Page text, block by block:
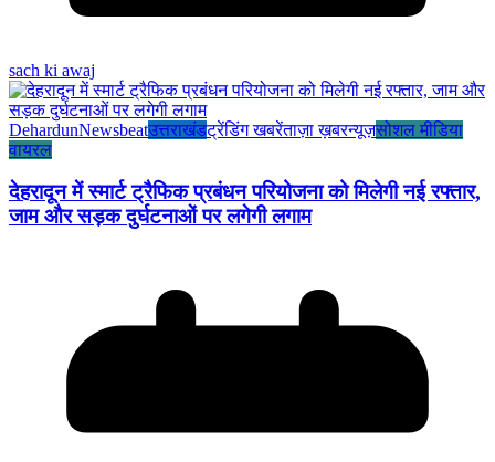
sach ki awaj
DehardunNewsbeatउत्तराखंडट्रेंडिंग खबरेंताज़ा ख़बरन्यूज़सोशल मीडिया
वायरल
देहरादून में स्मार्ट ट्रैफिक प्रबंधन परियोजना को मिलेगी नई रफ्तार,
जाम और सड़क दुर्घटनाओं पर लगेगी लगाम